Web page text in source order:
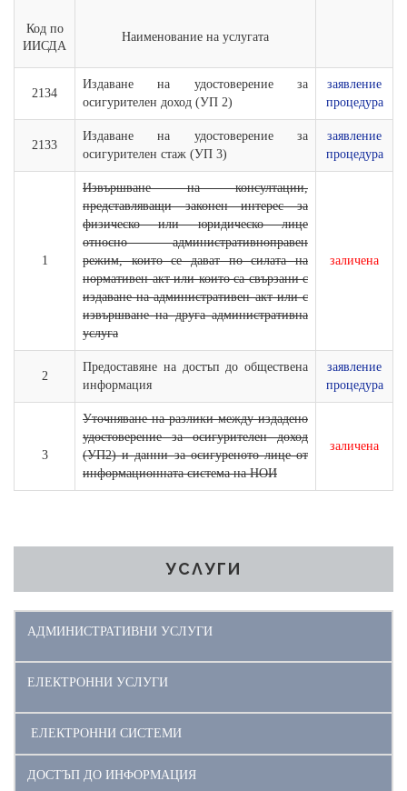
Код по
ИИСДА
Наименование на услугата
2134
Издаване на удостоверение за
осигурителен доход (УП 2)
заявление
процедура
2133
Издаване на удостоверение за
осигурителен стаж (УП 3)
заявление
процедура
1
Извършване на консултации,
представляващи законен интерес за
физическо или юридическо лице
относно административноправен
режим, които се дават по силата на
нормативен акт или които са свързани с
издаване на административен акт или с
извършване на друга административна
услуга
заличена
2
Предоставяне на достъп до обществена
информация
заявление
процедура
3
Уточняване на разлики между издадено
удостоверение за осигурителен доход
(УП2) и данни за осигуреното лице от
информационната система на НОИ
заличена
УСЛУГИ
АДМИНИСТРАТИВНИ УСЛУГИ
ЕЛЕКТРОННИ УСЛУГИ
ЕЛЕКТРОННИ СИСТЕМИ
ДОСТЪП ДО ИНФОРМАЦИЯ